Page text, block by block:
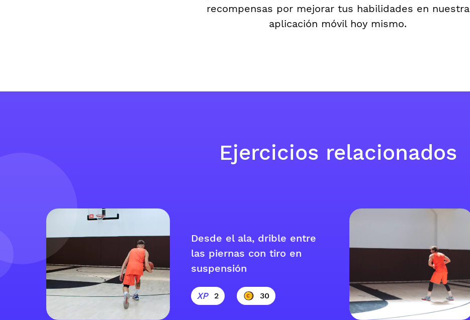
recompensas por mejorar tus habilidades en nuestra
aplicación móvil hoy mismo.
Ejercicios relacionados
Desde el ala, drible entre
las piernas con tiro en
suspensión
2 30